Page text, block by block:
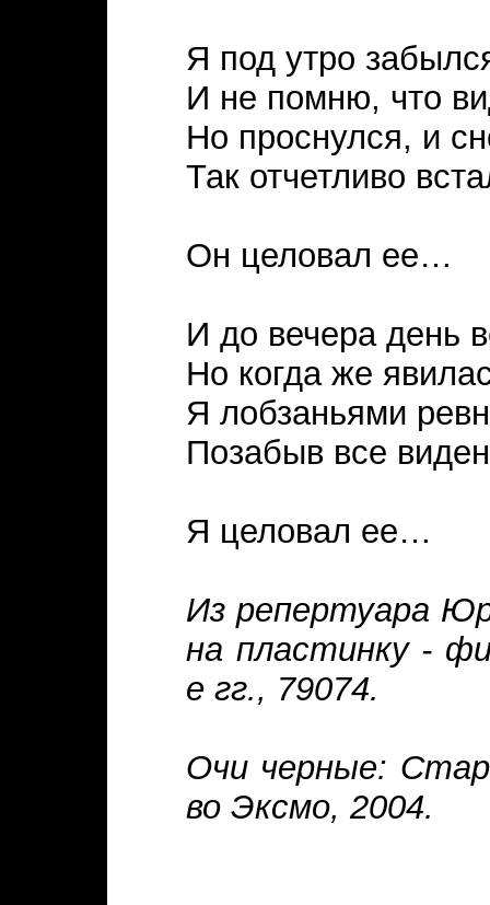
Я под утро
И не помню, что
Но проснулся, и
Так отчетливо
Он целовал ее…
И до вечера день
Но когда же
Я лобзаньями
Позабыв все
Я целовал ее…
Из репертуара
на пластинку -
е гг., 79074.
Очи черные:
во Эксмо, 2004.